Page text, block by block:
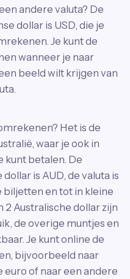
andere valuta? De
dollar is USD, die je
Je kunt de
wanneer je naar
beeld wilt krijgen van
Het is de
waar je ook in
kunt betalen. De
is AUD, de valuta is
en tot in kleine
2 Australische dollar zijn
de overige muntjes en
Je kunt online de
bijvoorbeeld naar
euro of naar een andere